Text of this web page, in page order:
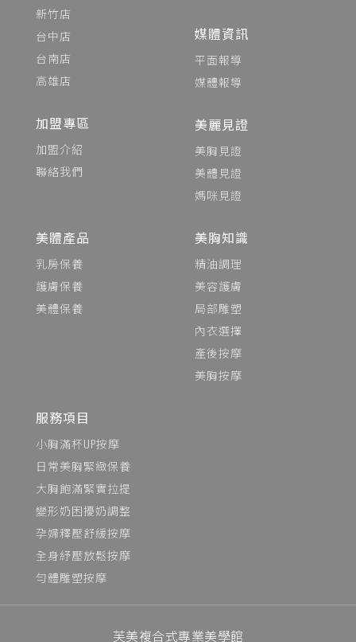
新竹店
台中店
台南店
高雄店
加盟專區
加盟介紹
聯絡我們
媒體資訊
平面報導
媒體報導
美麗見證
美胸見證
美體見證
媽咪見證
美體產品
乳房保養
護膚保養
美體保養
美胸知識
精油調理
美容護膚
局部雕塑
內衣選擇
產後按摩
美胸按摩
服務項目
小胸滿杯UP按摩
日常美胸緊緻保養
大胸飽滿緊實拉提
變形奶困擾奶調整
孕婦釋壓舒緩按摩
全身紓壓放鬆按摩
勻體雕塑按摩
芙美複合式專業美學館